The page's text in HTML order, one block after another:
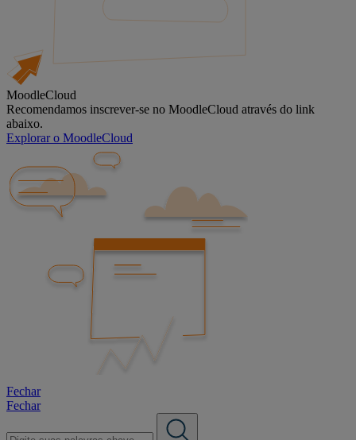
MoodleCloud
Recomendamos inscrever-se no MoodleCloud através do link
abaixo.
Explorar o MoodleCloud
Fechar
Fechar